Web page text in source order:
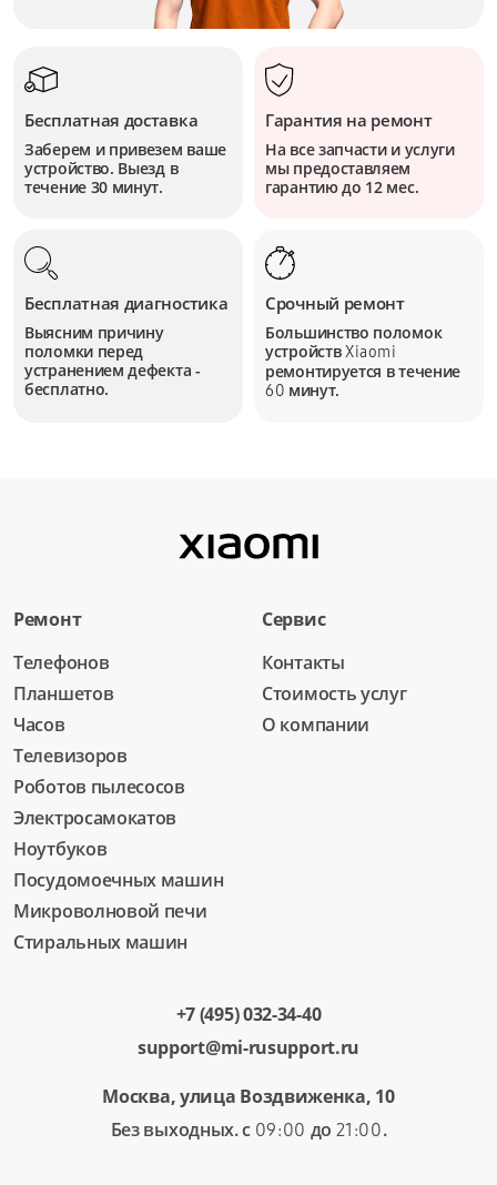
Бесплатная доставка
Заберем и привезем ваше
устройство. Выезд в
течение 30 минут.
Гарантия на ремонт
На все запчасти и услуги
мы предоставляем
гарантию до 12 мес.
Бесплатная диагностика
Выясним причину
поломки перед
устранением дефекта -
бесплатно.
Срочный ремонт
Большинство поломок
устройствXiaomi
ремонтируется в течение
60 минут.
Ремонт
Телефонов
Планшетов
Часов
Телевизоров
Роботов пылесосов
Электросамокатов
Ноутбуков
Посудомоечных машин
Микроволновой печи
Стиральных машин
Сервис
Контакты
Стоимость услуг
О компании
+7 (495) 032-34-40
support@mi-rusupport.ru
Москва, улица Воздвиженка, 10
Без выходных. с 09:00 до 21:00.